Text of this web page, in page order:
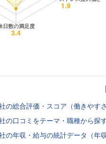
の総合評価・スコア（働きやす
の口コミをテーマ・職種から探
の年収・給与の統計データ（年